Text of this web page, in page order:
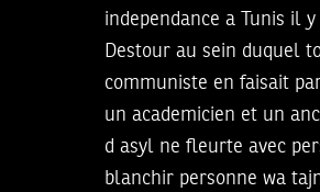
independance a Tunis il
Destour au sein duquel
communiste en faisait
un academicien et un
d asyl ne fleurte avec
blanchir personne wa